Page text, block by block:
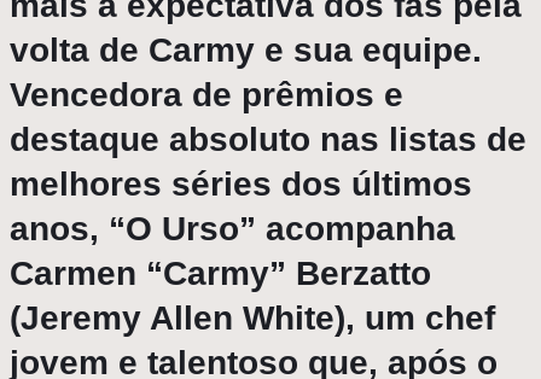
volta de Carmy e sua equipe.
Vencedora de prêmios e
destaque absoluto nas listas de
melhores séries dos últimos
anos, “O Urso” acompanha
Carmen “Carmy” Berzatto
(Jeremy Allen White), um chef
jovem e talentoso que, após o